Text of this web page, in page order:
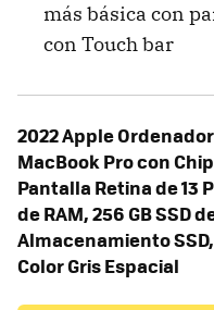
más básica con
con Touch bar
2022 Apple
MacBook Pro con
Pantalla Retina de 13
de RAM, 256 GB SSD
Almacenamiento
Color​​​​​​​ Gris Espacial ​​​​​​​